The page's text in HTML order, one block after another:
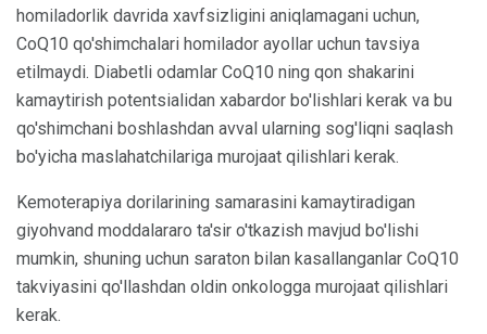
homiladorlik davrida xavfsizligini aniqlamagani uchun,
CoQ10 qo'shimchalari homilador ayollar uchun tavsiya
etilmaydi. Diabetli odamlar CoQ10 ning qon shakarini
kamaytirish potentsialidan xabardor bo'lishlari kerak va bu
qo'shimchani boshlashdan avval ularning sog'liqni saqlash
bo'yicha maslahatchilariga murojaat qilishlari kerak.
Kemoterapiya dorilarining samarasini kamaytiradigan
giyohvand moddalararo ta'sir o'tkazish mavjud bo'lishi
mumkin, shuning uchun saraton bilan kasallanganlar CoQ10
takviyasini qo'llashdan oldin onkologga murojaat qilishlari
kerak.